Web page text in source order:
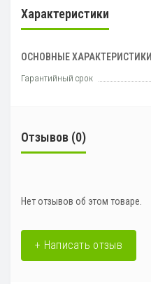
Характеристики
ОСНОВНЫЕ ХАРАКТЕРИСТИКИ
Гарантийный срок
Отзывов (0)
Нет отзывов об этом товаре.
+ Написать отзыв